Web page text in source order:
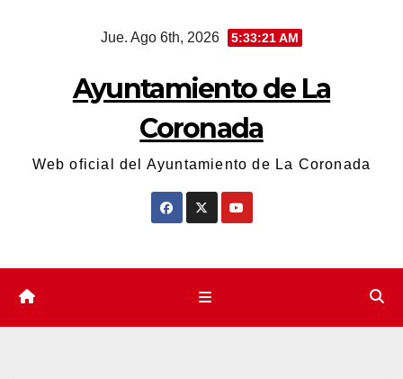
Jue. Ago 6th, 2026 5:33:22 AM
Ayuntamiento de La
Coronada
Web oficial del Ayuntamiento de La Coronada